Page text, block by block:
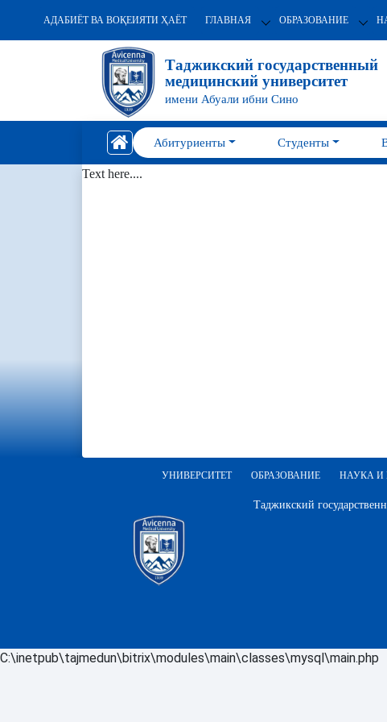
АДАБИЁТ ВА ВОҚЕИЯТИ ҲАЁТ ГЛАВНАЯ ОБРАЗОВАНИЕ
Таджикский государственный
медицинский университет
имени Абуали ибни Сино
Абитуриенты Студенты
Text here....
УНИВЕРСИТЕТ ОБРАЗОВАНИЕ НАУКА И
Таджикский
C:\inetpub\tajmedun\bitrix\modules\main\classes\mysql\main.php